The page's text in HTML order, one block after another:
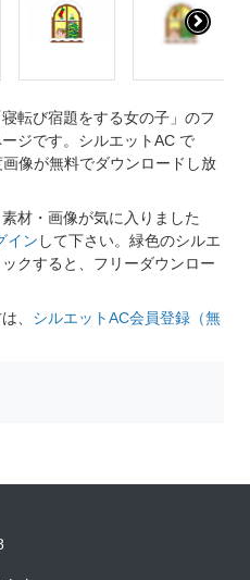
転び宿題をする女の子」のフ
ジです。シルエットAC で
像が無料でダウンロードし放
材・画像が気に入りました
イン して下さい。緑色のシルエ
クすると、フリーダウンロー
、 シルエットAC会員登録（無